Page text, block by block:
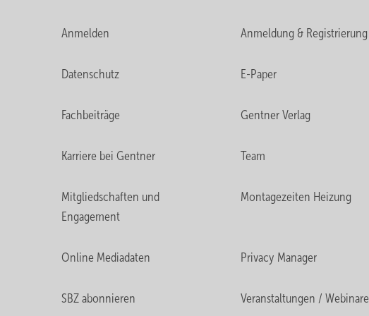
Anmelden Anmeldung & Registrierung
Datenschutz E-Paper
Fachbeiträge Gentner Verlag
Karriere bei Gentner Team
Mitgliedschaften und
Engagement
Montagezeiten Heizung
Online Mediadaten Privacy Manager
SBZ abonnieren Veranstaltungen / Webinare